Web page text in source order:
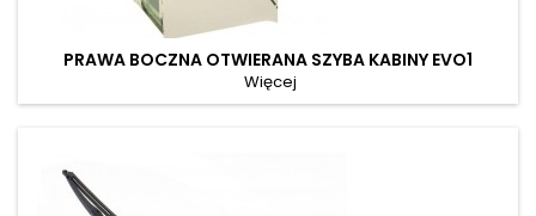
PRAWA BOCZNA OTWIERANA SZYBA KABINY EVO1
Więcej